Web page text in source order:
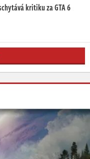
kritiku za GTA 6